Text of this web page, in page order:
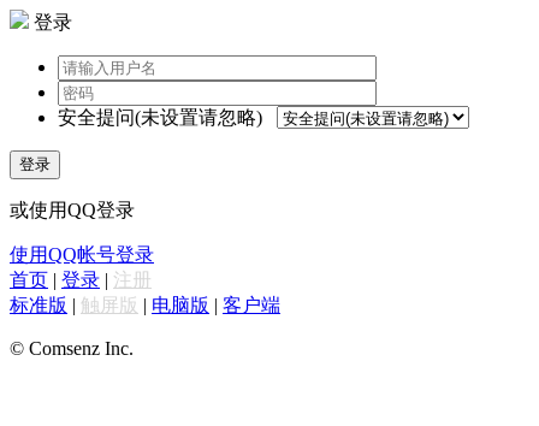
登录
安全提问(未设置请忽略)
登录
或使用QQ登录
使用QQ帐号登录
首页 | 登录 | 注册
标准版 | 触屏版 | 电脑版 | 客户端
© Comsenz Inc.